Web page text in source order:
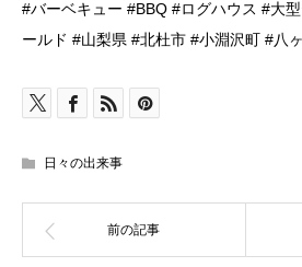
#バーベキュー #BBQ #ログハウス #大
ールド #山梨県 #北杜市 #小淵沢町 #八
日々の出来事